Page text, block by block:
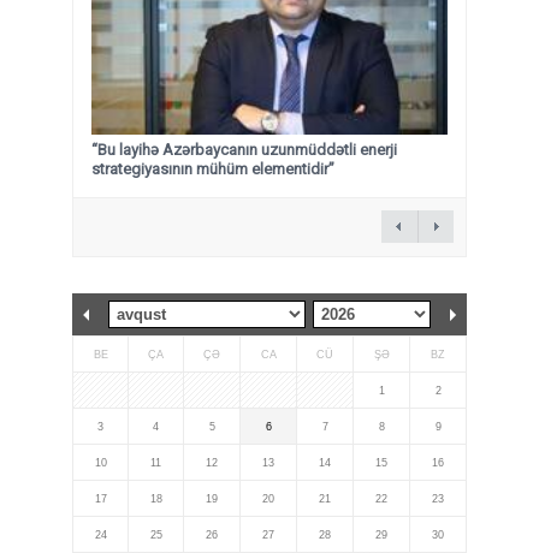
“Bu layihə Azərbaycanın uzunmüddətli enerji
strategiyasının mühüm elementidir”
BE ÇA ÇƏ CA CÜ ŞƏ BZ
1 2
3 4 5 6 7 8 9
10 11 12 13 14 15 16
17 18 19 20 21 22 23
24 25 26 27 28 29 30